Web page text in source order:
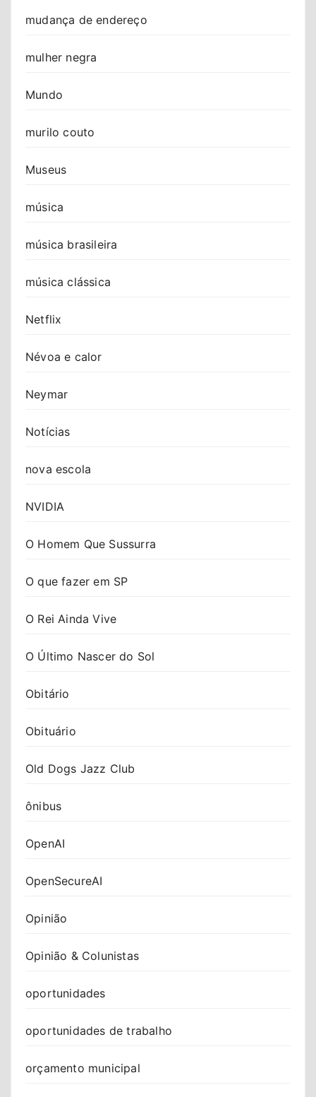
mudança de endereço
mulher negra
Mundo
murilo couto
Museus
música
música brasileira
música clássica
Netflix
Névoa e calor
Neymar
Notícias
nova escola
NVIDIA
O Homem Que Sussurra
O que fazer em SP
O Rei Ainda Vive
O Último Nascer do Sol
Obitário
Obituário
Old Dogs Jazz Club
ônibus
OpenAI
OpenSecureAI
Opinião
Opinião & Colunistas
oportunidades
oportunidades de trabalho
orçamento municipal